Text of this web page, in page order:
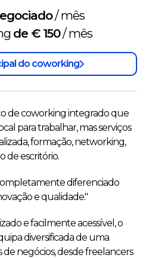
/mês
de € 150/mês
do coworking
de coworking integrado que
para trabalhar, mas serviços
formação, networking,
de escritório.
diferenciado
e qualidade."
e facilmente acessível, o
diversificada de uma
negócios, desde freelancers